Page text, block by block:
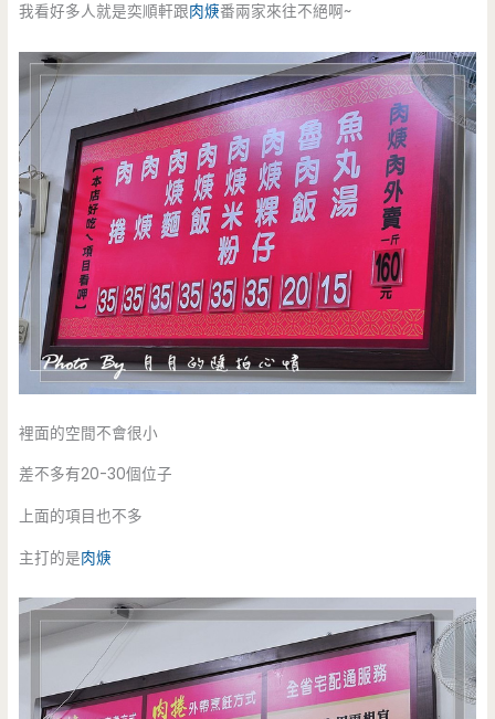
我看好多人就是奕順軒跟肉焿番兩家來往不絕啊~
裡面的空間不會很小
差不多有20-30個位子
上面的項目也不多
主打的是肉焿